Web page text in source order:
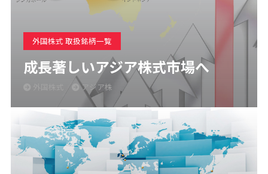
外国株式 取扱銘柄一覧
成長著しいアジア株式市場へ
アジア株